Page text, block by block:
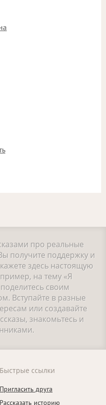
про реальные
получите поддержку и
здесь настоящую
на тему «Я
своим
Вступайте в разные
или создавайте
знакомьтесь и
Быстрые ссылки
Пригласить друга
Рассказать историю